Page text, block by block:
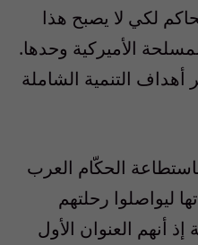
لكي لا يصبح هذا
الأميركية وحدها.
التنمية الشاملة
الحكّام العرب
ليواصلوا رحلتهم
أنهم العنوان الأول